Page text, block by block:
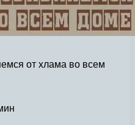
от хлама во всем